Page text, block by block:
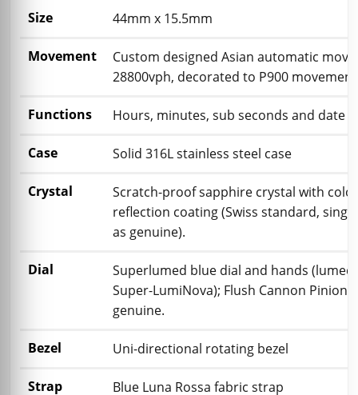
Size 44mm x 15.5mm
Movement
Custom designed Asian automatic
28800vph, decorated to P900 movement
Functions Hours, minutes, sub seconds and date
Case Solid 316L stainless steel case
Crystal
Scratch-proof sapphire crystal with
reflection coating (Swiss standard,
as genuine).
Dial
Superlumed blue dial and hands
Super-LumiNova); Flush Cannon Pinion
genuine.
Bezel Uni-directional rotating bezel
Strap Blue Luna Rossa fabric strap